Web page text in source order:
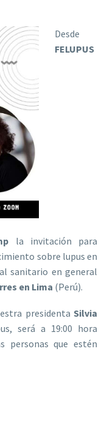
Desde
FELUPUS
la invitación para
sobre lupus en
sanitario en general
en Lima (Perú).
presidentaSilvia
será a 19:00 hora
personas que estén